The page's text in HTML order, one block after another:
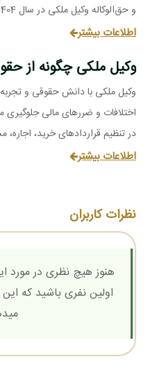
و حق‌الوکاله وکیل ملکی در سال 1404 چقدر است
اطلاعات بیشتر
وکیل ملکی چگونه از
وکیل ملکی با دانش حقوقی و تجربه
اختلافات و ضررهای مالی جلوگیری
در تنظیم قراردادهای خرید،
ملک آشنا شوی
اطلاعات بیشتر
نظرات کاربران
هنوز هیچ نظری در مورد
اولین نفری باشید که این